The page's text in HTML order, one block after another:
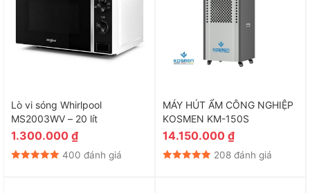
Lò vi sóng Whirlpool
MS2003WV – 20 lít
1.300.000 ₫
400 đánh giá
MÁY HÚT ẨM CÔNG NGHIỆP
KOSMEN KM-150S
14.150.000 ₫
208 đánh giá